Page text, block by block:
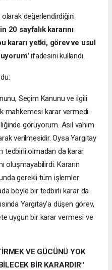
değerlendirdiğini
20 sayfalık kararını
kararı yetki, görev ve usul
ifadesini kullandı.
Seçim Kanunu ve ilgili
mahkemesi karar vermedi.
görüyorum. Asıl vahim
verilmesidir. Oysa Yargıtay
tedbirli olmadan da karar
oluşmayabilirdi. Kararın
gerekli tüm işlemler
böyle bir tedbirli karar da
Yargıtay’a düşen görev,
uygun bir karar vermesi ve
VE GÜCÜNÜ YOK
BİR KARARDIR"